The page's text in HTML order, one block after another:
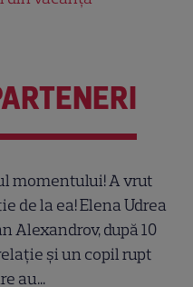
momentului! A vrut
de la ea! Elena Udrea
Alexandrov, după 10
și un copil rupt
au...